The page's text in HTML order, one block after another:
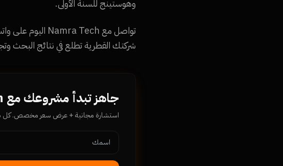
وهوستينج للسنة الأولى.
شركتك القطرية تطلع في نتائج البحث
جاهز تبدأ مشروعك مع Namra Tech؟
استشارة مجانية + عرض سعر مخصص. كل ده في